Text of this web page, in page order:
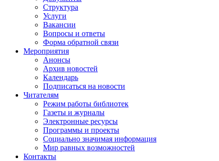
Структура
Услуги
Вакансии
Вопросы и ответы
Форма обратной связи
Мероприятия
Анонсы
Архив новостей
Календарь
Подписаться на новости
Читателям
Режим работы библиотек
Газеты и журналы
Электронные ресурсы
Программы и проекты
Социально значимая информация
Мир равных возможностей
Контакты